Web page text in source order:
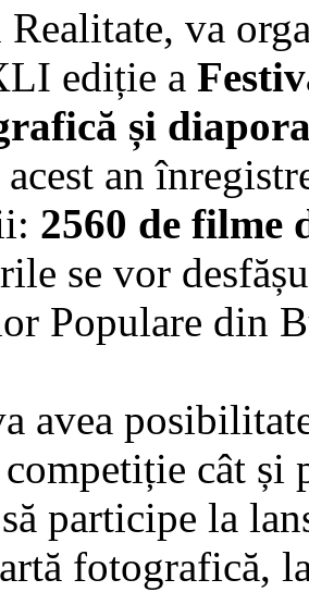
va
ediție a
și
an
2560 de filme
se vor
Populare din
avea
cât
participe la
fotografică,